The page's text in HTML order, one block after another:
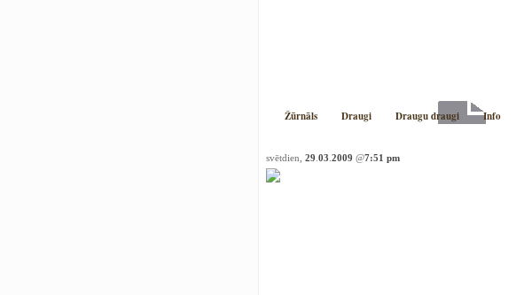
Žūrnāls Draugi Draugu draugi Info
svētdien, 29 03 2009 @7:51 pm